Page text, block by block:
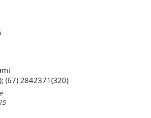
(67) 2842371(320)